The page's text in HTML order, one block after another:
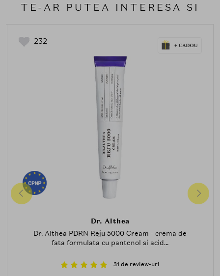
TE-AR PUTEA INTERESA SI
232
Dr. Althea
Dr. Althea PDRN Reju 5000 Cream - crema de
fata formulata cu pantenol si acid...
31 de review-uri